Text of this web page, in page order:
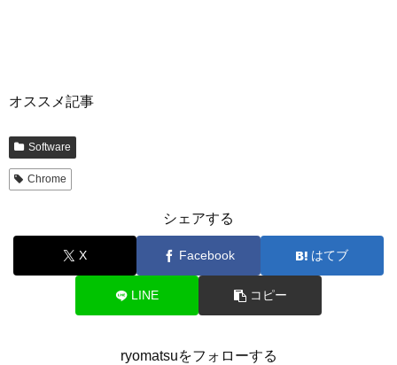
オススメ記事
Software
Chrome
シェアする
X Facebook はてブ
LINE コピー
ryomatsuをフォローする